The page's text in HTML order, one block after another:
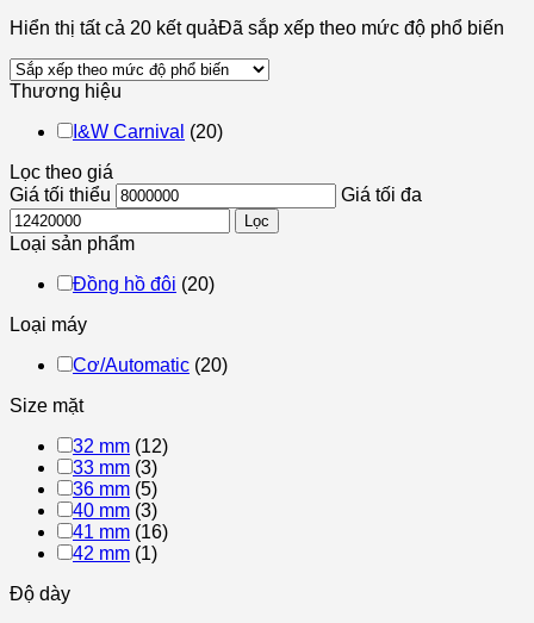
Hiển thị tất cả 20 kết quảĐã sắp xếp theo mức độ phổ biến
Thương hiệu
I&W Carnival (20)
Lọc theo giá
Giá tối thiểu
Giá tối đa
Lọc
Loại sản phẩm
Đồng hồ đôi (20)
Loại máy
Cơ/Automatic (20)
Size mặt
32 mm (12)
33 mm (3)
36 mm (5)
40 mm (3)
41 mm (16)
42 mm (1)
Độ dày